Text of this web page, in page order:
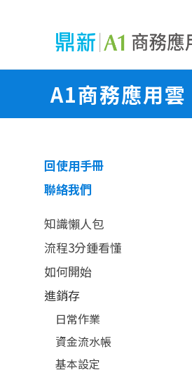
A1商務應用雲
回使用手冊
聯絡我們
知識懶人包
流程3分鍾看懂
如何開始
進銷存
日常作業
資金流水帳
基本設定